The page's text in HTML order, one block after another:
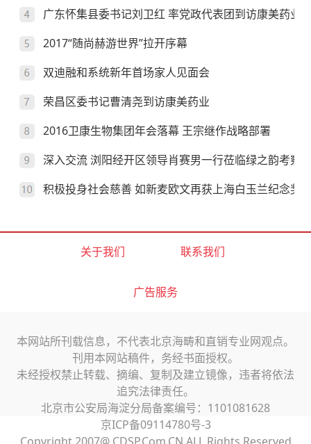
广东怀集县委书记刘卫红 率党政代表团到访康美药业
2017“随尚赫游世界”拉开序幕
双迪融和系统新年首场家人见面会
荣昌区委书记曹清尧到访康美药业
2016卫康生物集团年会落幕 王宗继作战略部署
深入交流 浏阳经开区领导肖赛男一行莅临绿之韵考察
积极投身社会慈善 如新麦欧文再获上海白玉兰纪念奖
关于我们 联系我们
广告服务
本网站所刊载信息，不代表北京海畴和直销专业网观点。
刊用本网站稿件，务经书面授权。
未经授权禁止转载、摘编、复制及建立镜像，违者将依法
追究法律责任。
北京市公安局海淀分局备案编号：1101081628
京ICP备09114780号-3